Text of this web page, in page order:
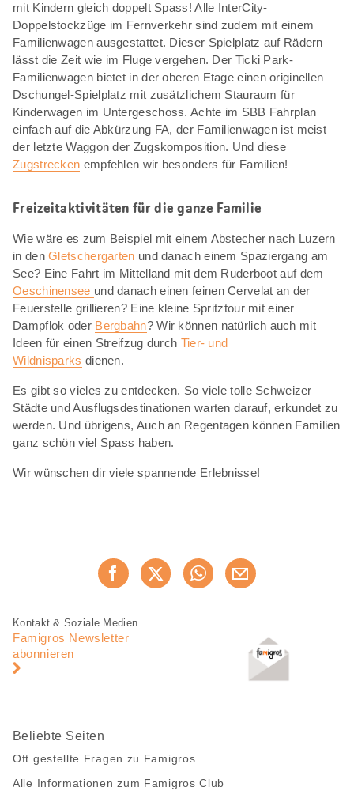
mit Kindern gleich doppelt Spass! Alle InterCity-
Doppelstockzüge im Fernverkehr sind zudem mit einem
Familienwagen ausgestattet. Dieser Spielplatz auf Rädern
lässt die Zeit wie im Fluge vergehen. Der Ticki Park-
Familienwagen bietet in der oberen Etage einen originellen
Dschungel-Spielplatz mit zusätzlichem Stauraum für
Kinderwagen im Untergeschoss. Achte im SBB Fahrplan
einfach auf die Abkürzung FA, der Familienwagen ist meist
der letzte Waggon der Zugskomposition. Und diese
Zugstrecken empfehlen wir besonders für Familien!
Freizeitaktivitäten für die ganze Familie
Wie wäre es zum Beispiel mit einem Abstecher nach Luzern
in denGletschergarten und danach einem Spaziergang am
See? Eine Fahrt im Mittelland mit dem Ruderboot auf dem
Oeschinensee und danach einen feinen Cervelat an der
Feuerstelle grillieren? Eine kleine Spritztour mit einer
Dampflok oder Bergbahn? Wir können natürlich auch mit
Ideen für einen Streifzug durch Tier- und
Wildnisparks dienen.
Es gibt so vieles zu entdecken. So viele tolle Schweizer
Städte und Ausflugsdestinationen warten darauf, erkundet zu
werden. Und übrigens, Auch an Regentagen können Familien
ganz schön viel Spass haben.
Wir wünschen dir viele spannende Erlebnisse!
Jetzt weiterempfehlen
Fusszeile
Fusszeile
Navigation
Kontakt & Soziale Medien
Famigros Newsletter
abonnieren
Beliebte Seiten
Oft gestellte Fragen zu Famigros
Alle Informationen zum Famigros Club